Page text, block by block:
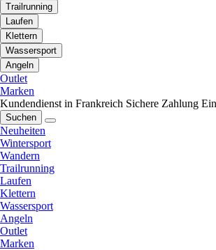
Trailrunning
Laufen
Klettern
Wassersport
Angeln
Outlet
Marken
Kundendienst in Frankreich Sichere Zahlung
Suchen
Neuheiten
Wintersport
Wandern
Trailrunning
Laufen
Klettern
Wassersport
Angeln
Outlet
Marken